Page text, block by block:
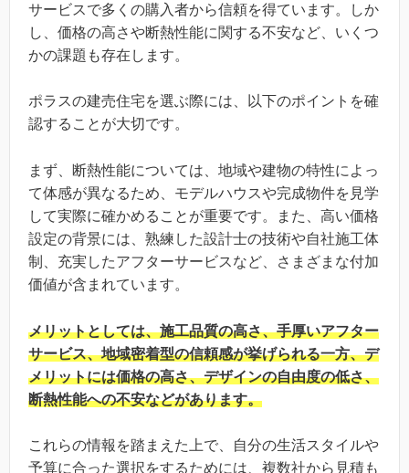
サービスで多くの購入者から信頼を得ています。しか
し、価格の高さや断熱性能に関する不安など、いくつ
かの課題も存在します。
ポラスの建売住宅を選ぶ際には、以下のポイントを確
認することが大切です。
まず、断熱性能については、地域や建物の特性によっ
て体感が異なるため、モデルハウスや完成物件を見学
して実際に確かめることが重要です。また、高い価格
設定の背景には、熟練した設計士の技術や自社施工体
制、充実したアフターサービスなど、さまざまな付加
価値が含まれています。
メリットとしては、施工品質の高さ、手厚いアフター
サービス、地域密着型の信頼感が挙げられる一方、デ
メリットには価格の高さ、デザインの自由度の低さ、
断熱性能への不安などがあります。
これらの情報を踏まえた上で、自分の生活スタイルや
予算に合った選択をするためには、複数社から見積も